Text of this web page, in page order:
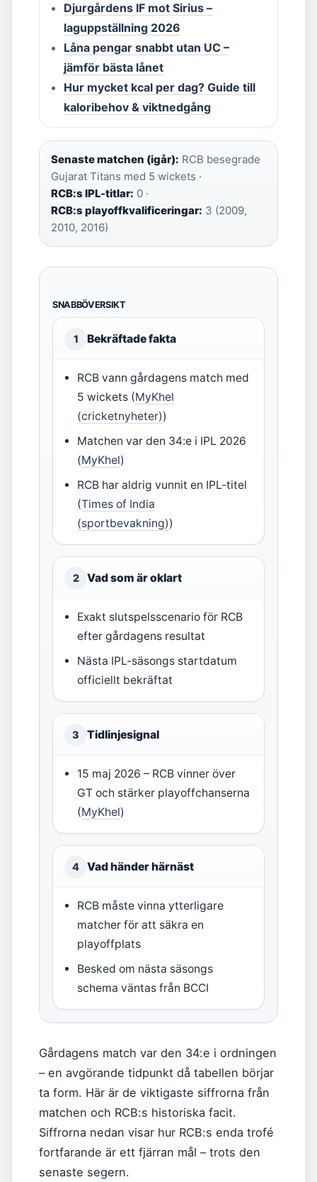
Djurgårdens IF mot Sirius –
laguppställning 2026
Låna pengar snabbt utan UC –
jämför bästa lånet
Hur mycket kcal per dag? Guide till
kaloribehov & viktnedgång
Senaste matchen (igår): RCB besegrade
Gujarat Titans med 5 wickets ·
RCB:s IPL-titlar: 0 ·
RCB:s playoffkvalificeringar: 3 (2009,
2010, 2016)
SNABBÖVERSIKT
1 Bekräftade fakta
RCB vann gårdagens match med
5 wickets (MyKhel
(cricketnyheter))
Matchen var den 34:e i IPL 2026
(MyKhel)
RCB har aldrig vunnit en IPL-titel
(Times of India
(sportbevakning))
2 Vad som är oklart
Exakt slutspelsscenario för RCB
efter gårdagens resultat
Nästa IPL-säsongs startdatum
officiellt bekräftat
3 Tidlinjesignal
15 maj 2026 – RCB vinner över
GT och stärker playoffchanserna
(MyKhel)
4 Vad händer härnäst
RCB måste vinna ytterligare
matcher för att säkra en
playoffplats
Besked om nästa säsongs
schema väntas från BCCI
Gårdagens match var den 34:e i ordningen
– en avgörande tidpunkt då tabellen börjar
ta form. Här är de viktigaste siffrorna från
matchen och RCB:s historiska facit.
Siffrorna nedan visar hur RCB:s enda trofé
fortfarande är ett fjärran mål – trots den
senaste segern.